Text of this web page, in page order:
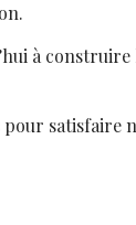
à
satisfaire